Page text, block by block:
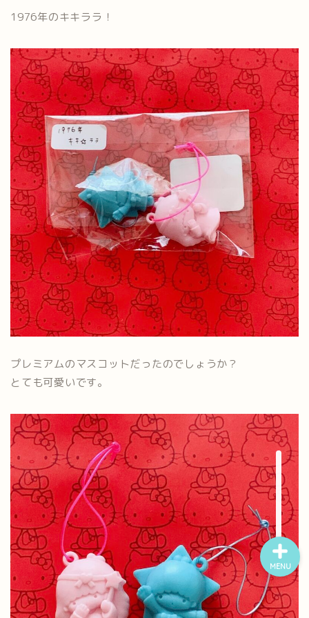
1976年のキキララ！
プレミアムのマスコットだったのでしょうか？
とても可愛いです。
MENU
ホーム
ポートフォリオ
漫画ギャラリー